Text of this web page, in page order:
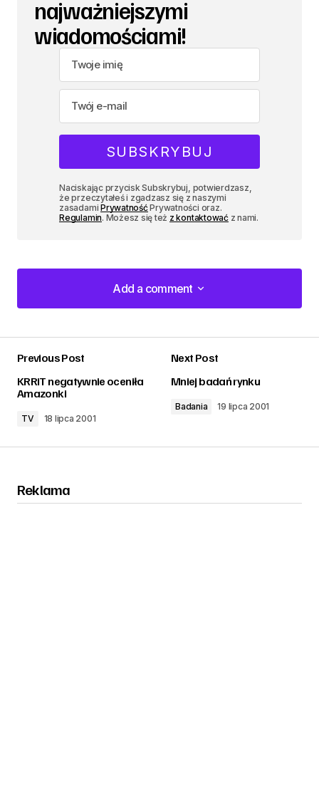
najważniejszymi
wiadomościami!
Naciskając przycisk Subskrybuj, potwierdzasz,
że przeczytałeś i zgadzasz się z naszymi
zasadamiPrywatnośćPrywatności oraz.
Regulamin. Możesz się też z kontaktowaćz nami.
Add a comment
Add a comment
Previous Post
KRRiT negatywnie oceniła
Amazonki
TV 18 lipca 2001
Next Post
Mniej badań rynku
Badania 19 lipca 2001
Reklama